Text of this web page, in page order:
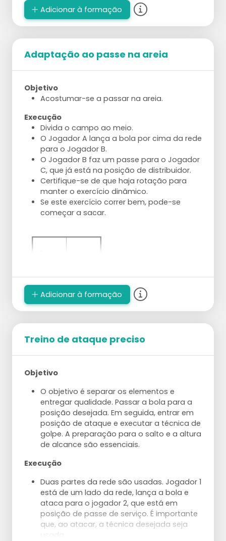
posição de bloqueio.
Varie com os alvos do levantamento;
aumente ou diminua a distância até o alvo,
mova o alvo por levantamento.
Almeje 5 passes e levantamentos perfeitos
consecutivos.
Envolva o parceiro dando feedback ou
Adicionar à formação
Adaptação ao passe na areia
Objetivo
Acostumar-se a passar na areia.
Execução
Divida o campo ao meio.
O Jogador A lança a bola por cima da rede
para o Jogador B.
O Jogador B faz um passe para o Jogador
C, que já está na posição de distribuidor.
Certifique-se de que haja rotação para
manter o exercício dinâmico.
Se este exercício correr bem, pode-se
começar a sacar.
Adicionar à formação
Treino de ataque preciso
Objetivo
O objetivo é separar os elementos e
entregar qualidade. Passar a bola para a
posição desejada. Em seguida, entrar em
posição de ataque e executar a técnica de
golpe. A preparação para o salto e a altura
de alcance são essenciais.
Execução
Duas partes da rede são usadas. Jogador 1
está de um lado da rede, lança a bola e
ataca para o jogador 2, que está em
posição de passe de serviço. É importante
que, ao atacar, a técnica desejada seja
usada.